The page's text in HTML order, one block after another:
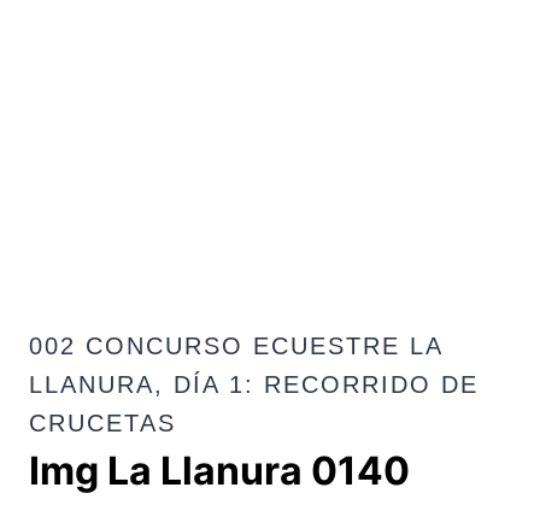
002 CONCURSO ECUESTRE LA
LLANURA, DÍA 1: RECORRIDO DE
CRUCETAS
Img La Llanura 0140